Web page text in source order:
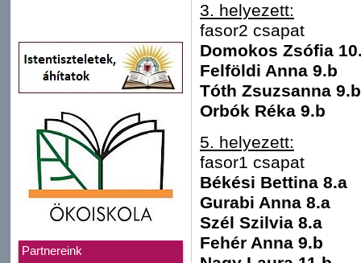
Partnereink
3. helyezett:
fasor2 csapat
Domokos Zsófia
Felföldi Anna 9.b
Tóth Zsuzsanna 9.b
Orbók Réka 9.b
5. helyezett:
fasor1 csapat
Békési Bettina 8.a
Gurabi Anna 8.a
Szél Szilvia 8.a
Fehér Anna 9.b